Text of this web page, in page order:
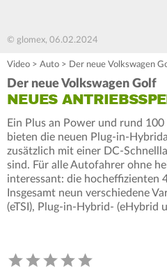
© glomex, 06.02.2024
Video > Auto > Der neue Volkswagen
Der neue Volkswagen Golf
NEUES
Ein Plus an Power und rund
bieten die neuen Plug-in-
zusätzlich mit einer DC-
sind. Für alle Autofahrer ohne
interessant: die hocheffizienten
Insgesamt neun verschiedene
(eTSI), Plug-in-Hybrid- (eHybrid